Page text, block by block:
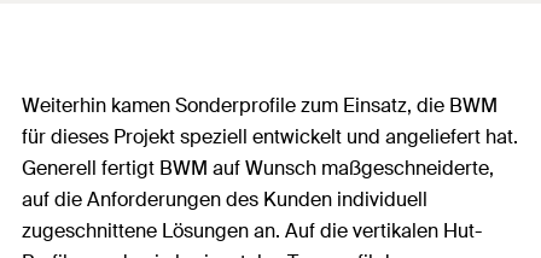
Weiterhin kamen Sonderprofile zum Einsatz, die BWM
für dieses Projekt speziell entwickelt und angeliefert hat.
Generell fertigt BWM auf Wunsch maßgeschneiderte,
auf die Anforderungen des Kunden individuell
zugeschnittene Lösungen an. Auf die vertikalen Hut-